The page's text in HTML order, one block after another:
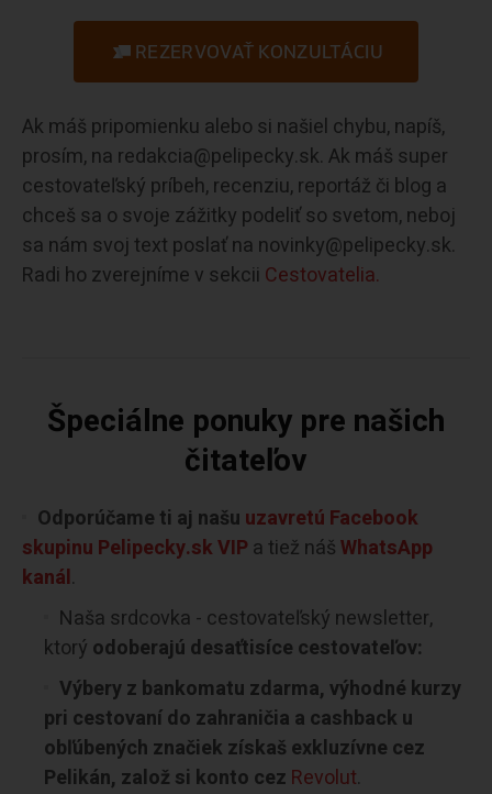
REZERVOVAŤ KONZULTÁCIU
Ak máš pripomienku alebo si našiel chybu, napíš,
prosím, na redakcia@pelipecky.sk. Ak máš super
cestovateľský príbeh, recenziu, reportáž či blog a
chceš sa o svoje zážitky podeliť so svetom, neboj
sa nám svoj text poslať na novinky@pelipecky.sk.
Radi ho zverejníme v sekcii Cestovatelia.
Špeciálne ponuky pre našich
čitateľov
Odporúčame ti aj našu uzavretú Facebook
skupinu Pelipecky.sk VIP a tiež nášWhatsApp
kanál.
Naša srdcovka - cestovateľský newsletter,
ktorý odoberajú desaťtisíce cestovateľov:
Výbery z bankomatu zdarma, výhodné kurzy
pri cestovaní do zahraničia a cashback u
obľúbených značiek získaš exkluzívne cez
Pelikán, založ si konto cez Revolut.